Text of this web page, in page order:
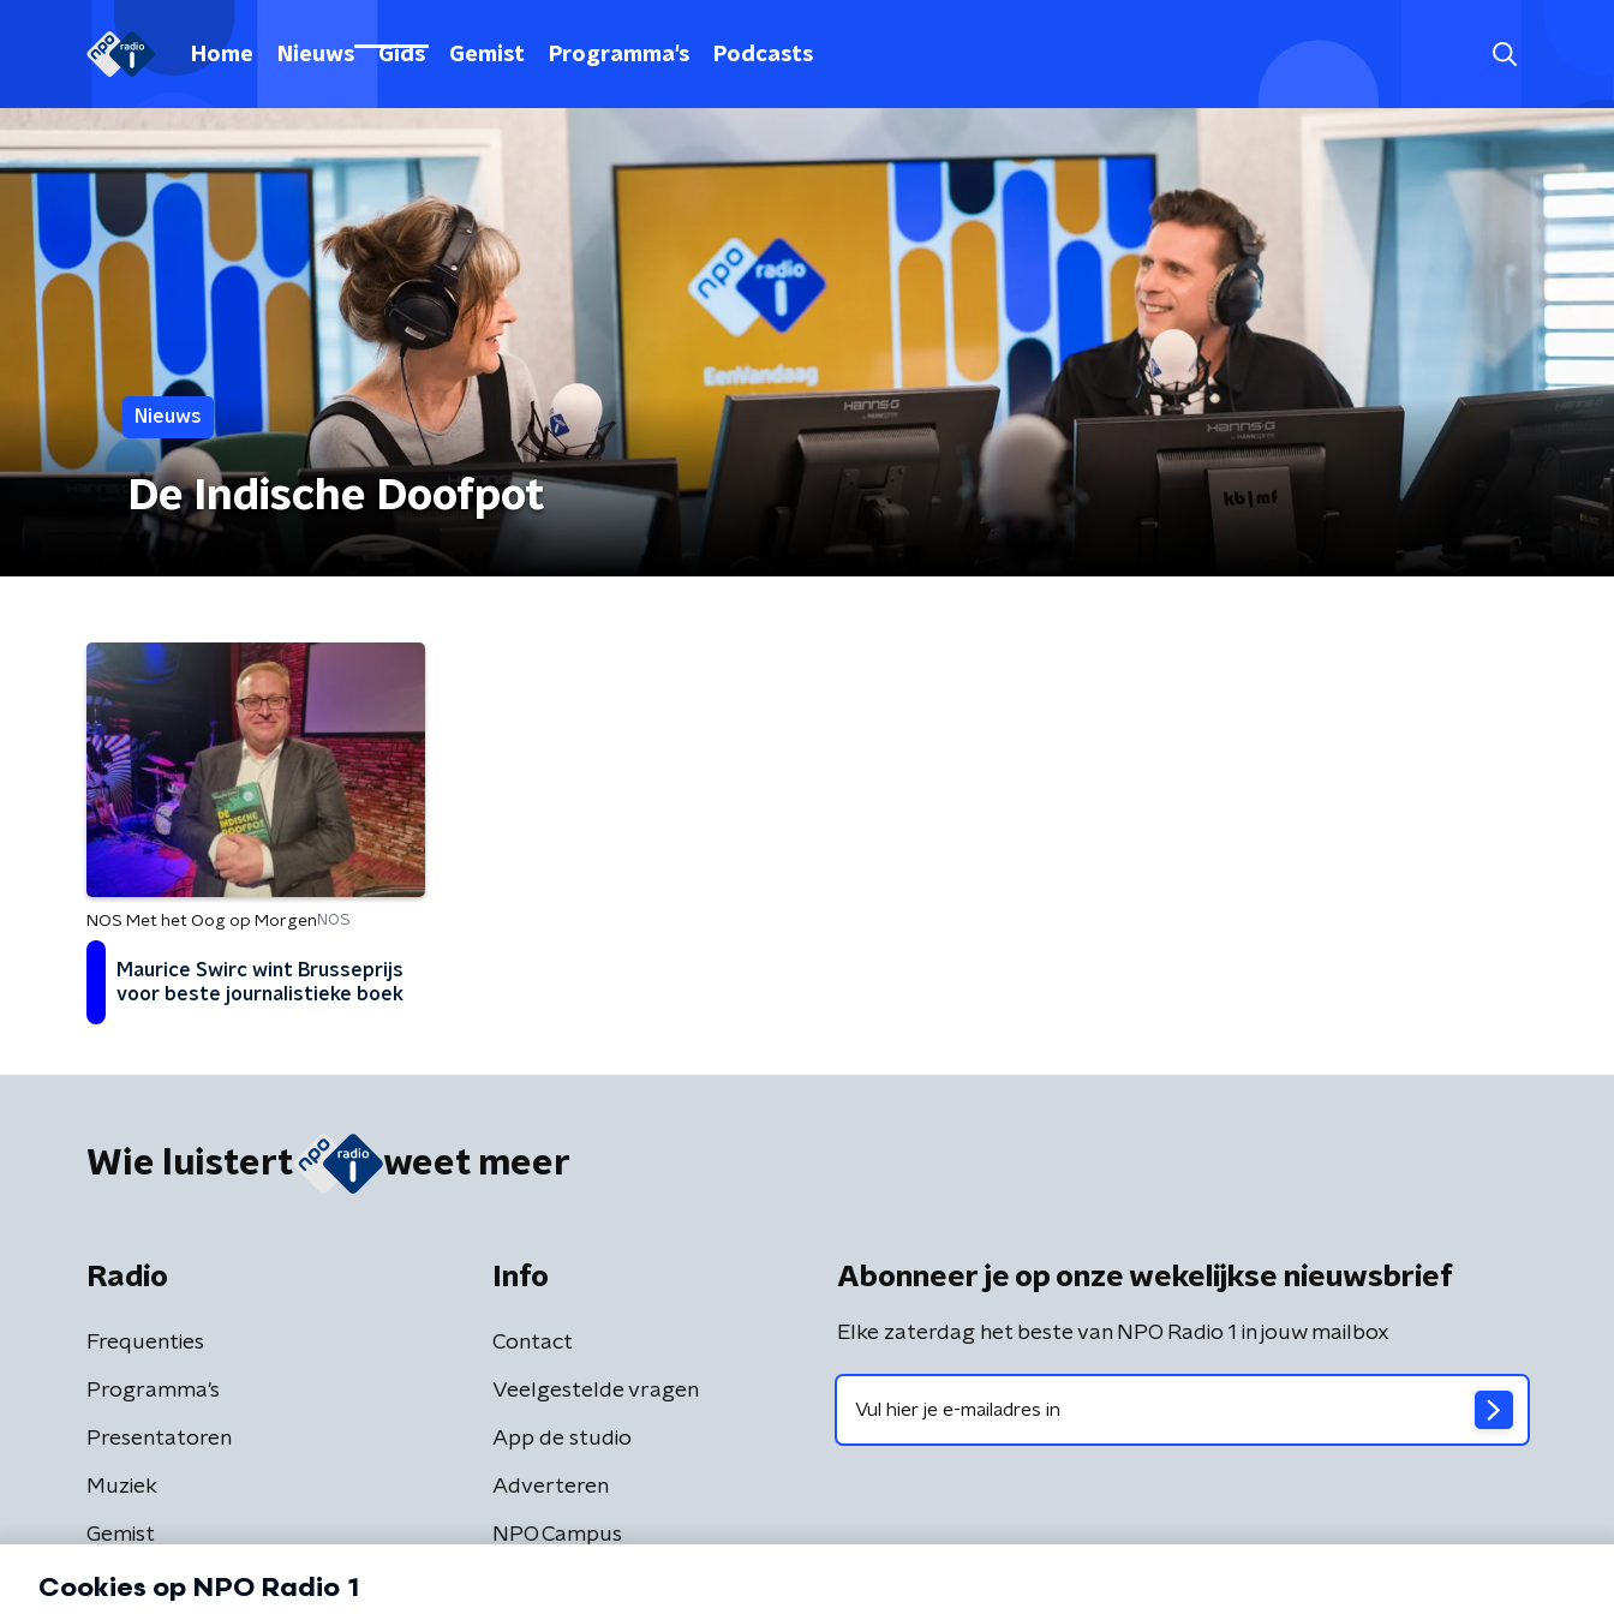
Home Nieuws Gids Gemist Programma's Podcasts
Nieuws
De Indische Doofpot
NOS Met het Oog op Morgen NOS
Maurice Swirc wint Brusseprijs
voor beste journalistieke boek
Wie luistert weet meer
Radio
Frequenties
Programma's
Presentatoren
Muziek
Gemist
Info
Contact
Veelgestelde vragen
App de studio
Adverteren
NPO Campus
Abonneer je op onze wekelijkse nieuwsbrief
Elke zaterdag het beste van NPO Radio 1 in jouw mailbox